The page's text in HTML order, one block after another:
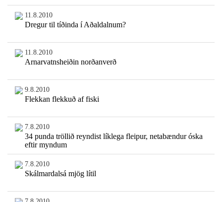
11.8.2010
Dregur til tíðinda í Aðaldalnum?
11.8.2010
Arnarvatnsheiðin norðanverð
9.8.2010
Flekkan flekkuð af fiski
7.8.2010
34 punda tröllið reyndist líklega fleipur, netabændur óska
eftir myndum
7.8.2010
Skálmardalsá mjög lítil